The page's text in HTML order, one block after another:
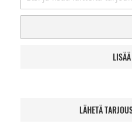
LÄHETÄ